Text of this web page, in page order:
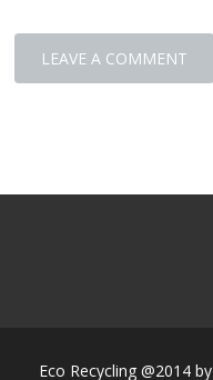
Eco Recycling @2014 by